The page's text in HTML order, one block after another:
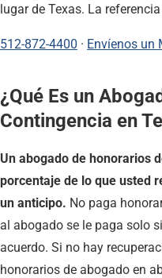
lugar de Texas. La
512-872-4400 · Envíenos un
¿Qué Es un
Contingencia en
Un abogado de honorarios
porcentaje de lo que usted
un anticipo. No paga
al abogado se le paga solo
acuerdo. Si no hay
honorarios de abogado en